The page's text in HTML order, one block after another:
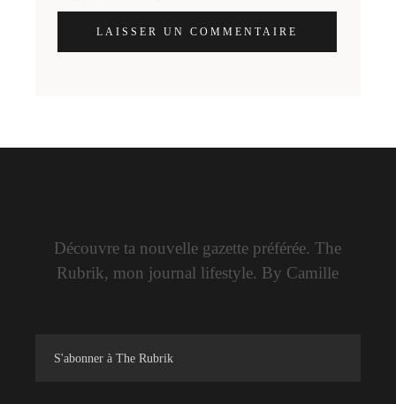
LAISSER UN COMMENTAIRE
Découvre ta nouvelle gazette préférée. The
Rubrik, mon journal lifestyle. By Camille